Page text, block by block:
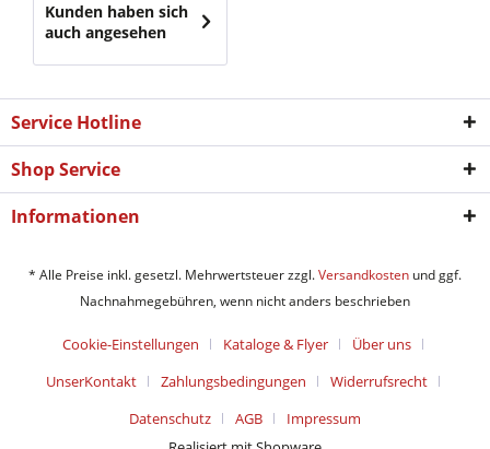
Kunden haben sich
auch angesehen
Service Hotline
Shop Service
Informationen
* Alle Preise inkl. gesetzl. Mehrwertsteuer zzgl.Versandkosten und ggf.
Nachnahmegebühren, wenn nicht anders beschrieben
Cookie-Einstellungen Kataloge & Flyer
Über uns
UnserKontakt
Zahlungsbedingungen
Widerrufsrecht
Datenschutz
AGB
Impressum